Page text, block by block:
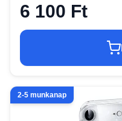
6 100 Ft
2-5 munkanap